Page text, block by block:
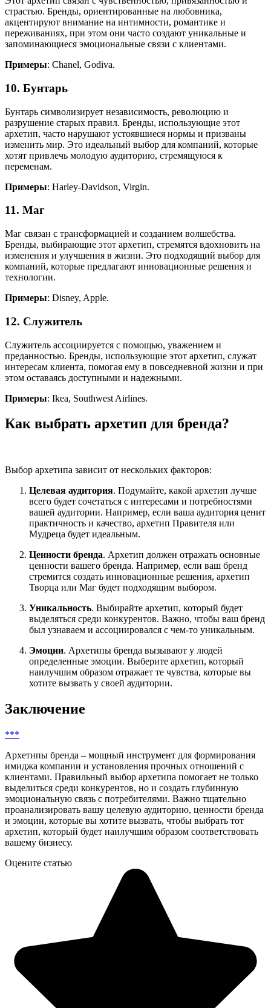
страстью. Бренды, ориентированные на любовника,
акцентируют внимание на интимности, романтике и
переживаниях, при этом они часто создают уникальные и
запоминающиеся эмоциональные связи с клиентами.
Примеры: Chanel, Godiva.
10. Бунтарь
Бунтарь символизирует независимость, революцию и
разрушение старых правил. Бренды, использующие этот
архетип, часто нарушают устоявшиеся нормы и призваны
изменить мир. Это идеальный выбор для компаний, которые
хотят привлечь молодую аудиторию, стремящуюся к
переменам.
Примеры: Harley-Davidson, Virgin.
11. Маг
Маг связан с трансформацией и созданием волшебства.
Бренды, выбирающие этот архетип, стремятся вдохновить на
изменения и улучшения в жизни. Это подходящий выбор для
компаний, которые предлагают инновационные решения и
технологии.
Примеры: Disney, Apple.
12. Служитель
Служитель ассоциируется с помощью, уважением и
преданностью. Бренды, использующие этот архетип, служат
интересам клиента, помогая ему в повседневной жизни и при
этом оставаясь доступными и надежными.
Примеры: Ikea, Southwest Airlines.
Как выбрать архетип для бренда?
Выбор архетипа зависит от нескольких факторов:
Целевая аудитория. Подумайте, какой архетип лучше
всего будет сочетаться с интересами и потребностями
вашей аудитории. Например, если ваша аудитория ценит
практичность и качество, архетип Правителя или
Мудреца будет идеальным.
Ценности бренда. Архетип должен отражать основные
ценности вашего бренда. Например, если ваш бренд
стремится создать инновационные решения, архетип
Творца или Маг будет подходящим выбором.
Уникальность. Выбирайте архетип, который будет
выделяться среди конкурентов. Важно, чтобы ваш бренд
был узнаваем и ассоциировался с чем-то уникальным.
Эмоции. Архетипы бренда вызывают у людей
определенные эмоции. Выберите архетип, который
наилучшим образом отражает те чувства, которые вы
хотите вызвать у своей аудитории.
Заключение
***
Архетипы бренда – мощный инструмент для формирования
имиджа компании и установления прочных отношений с
клиентами. Правильный выбор архетипа помогает не только
выделиться среди конкурентов, но и создать глубинную
эмоциональную связь с потребителями. Важно тщательно
проанализировать вашу целевую аудиторию, ценности бренда
и эмоции, которые вы хотите вызвать, чтобы выбрать тот
архетип, который будет наилучшим образом соответствовать
вашему бизнесу.
Оцените статью